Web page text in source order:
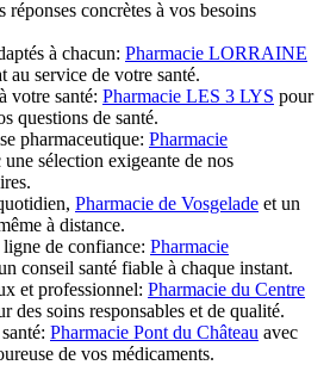
réponses concrètes à vos besoins
à chacun: Pharmacie LORRAINE
au service de votre santé.
votre santé: Pharmacie LES 3 LYS pour
questions de santé.
pharmaceutique: Pharmacie
une sélection exigeante de nos
Pharmacie de Vosgelade et un
à distance.
de confiance: Pharmacie
conseil santé fiable à chaque instant.
et professionnel: Pharmacie du Centre
des soins responsables et de qualité.
Pharmacie Pont du Château avec
de vos médicaments.